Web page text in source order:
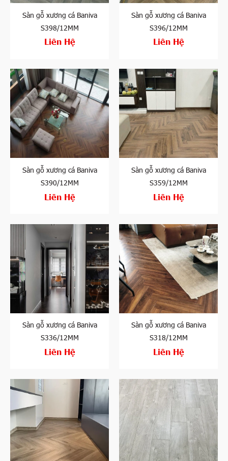
Sàn gỗ xương cá Baniva
S398/12MM
Liên Hệ
Sàn gỗ xương cá Baniva
S396/12MM
Liên Hệ
Sàn gỗ xương cá Baniva
S390/12MM
Liên Hệ
Sàn gỗ xương cá Baniva
S359/12MM
Liên Hệ
Sàn gỗ xương cá Baniva
S336/12MM
Liên Hệ
Sàn gỗ xương cá Baniva
S318/12MM
Liên Hệ